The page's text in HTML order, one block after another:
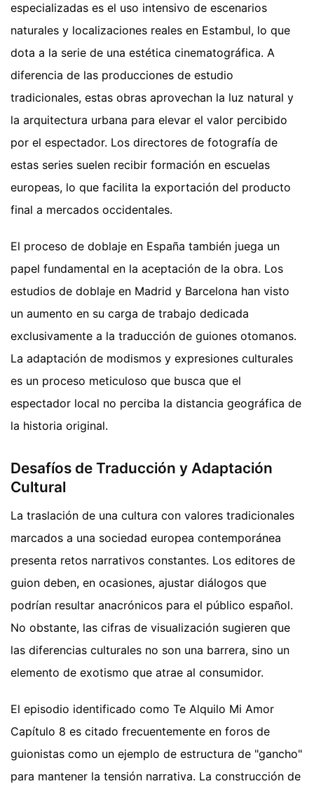
especializadas es el uso intensivo de escenarios
naturales y localizaciones reales en Estambul, lo que
dota a la serie de una estética cinematográfica. A
diferencia de las producciones de estudio
tradicionales, estas obras aprovechan la luz natural y
la arquitectura urbana para elevar el valor percibido
por el espectador. Los directores de fotografía de
estas series suelen recibir formación en escuelas
europeas, lo que facilita la exportación del producto
final a mercados occidentales.
El proceso de doblaje en España también juega un
papel fundamental en la aceptación de la obra. Los
estudios de doblaje en Madrid y Barcelona han visto
un aumento en su carga de trabajo dedicada
exclusivamente a la traducción de guiones otomanos.
La adaptación de modismos y expresiones culturales
es un proceso meticuloso que busca que el
espectador local no perciba la distancia geográfica de
la historia original.
Desafíos de Traducción y Adaptación
Cultural
La traslación de una cultura con valores tradicionales
marcados a una sociedad europea contemporánea
presenta retos narrativos constantes. Los editores de
guion deben, en ocasiones, ajustar diálogos que
podrían resultar anacrónicos para el público español.
No obstante, las cifras de visualización sugieren que
las diferencias culturales no son una barrera, sino un
elemento de exotismo que atrae al consumidor.
El episodio identificado como Te Alquilo Mi Amor
Capítulo 8 es citado frecuentemente en foros de
guionistas como un ejemplo de estructura de "gancho"
para mantener la tensión narrativa. La construcción de